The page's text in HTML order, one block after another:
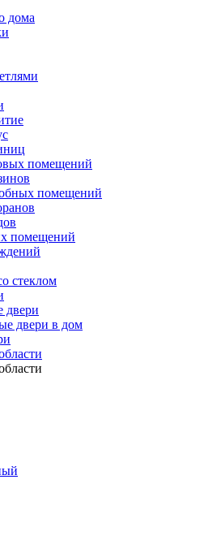
дома
помещений
помещений
помещений
стеклом
двери в дом